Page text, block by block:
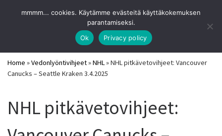
Skip to content
URHEILUVIIHDE
Parhaat pitkävetovihjeet ja vedonlyöntisivut 2026
Search
Home »Vedonlyöntivihjeet»NHL»NHL pitkävetovihjeet: Vancouver
Canucks – Seattle Kraken 3.4.2025
NHL pitkävetovihjeet:
mmmm... cookies. Käytämme evästeitä käyttäkokemuksen
parantamiseksi.
Ok
Privacy policy